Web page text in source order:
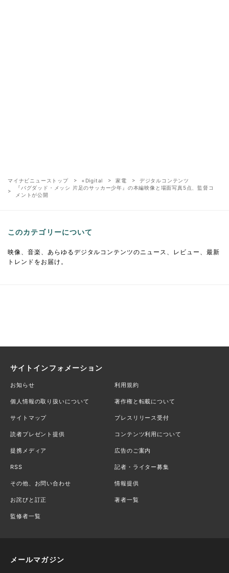
マイナビニューストップ +Digital 家電
デジタルコンテンツ
『バグダッド・メッシ 片足のサッカー少年』の本編映像と場面写真5点、監督コ
メントが公開
このカテゴリーについて
映像、音楽、あらゆるデジタルコンテンツのニュース、レビュー、最新
トレンドをお届け。
サイトインフォメーション
お知らせ 利用規約
個人情報の取り扱いについて 著作権と転載について
サイトマップ プレスリリース受付
読者プレゼント提供 コンテンツ利用について
提携メディア 広告のご案内
RSS 記者・ライター募集
その他、お問い合わせ 情報提供
お詫びと訂正 著者一覧
監修者一覧
メールマガジン